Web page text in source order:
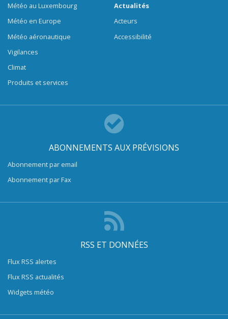
Météo au Luxembourg
Météo en Europe
Météo aéronautique
Vigilances
Climat
Produits et services
Actualités
Acteurs
Accessibilité
ABONNEMENTS AUX PRÉVISIONS
Abonnement par email
Abonnement par Fax
RSS ET DONNÉES
Flux RSS alertes
Flux RSS actualités
Widgets météo